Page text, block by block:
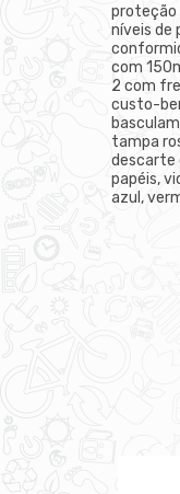
proteção
níveis de
com
2 com
custo-
tampa
descarte
papéis,
azul,